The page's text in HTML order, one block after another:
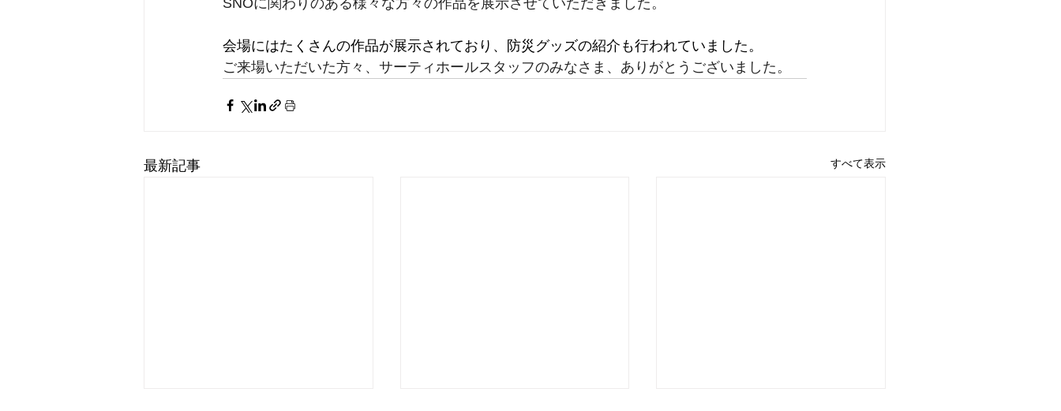
SNOに関わりのある様々な方々の作品を展示させていただきました。
会場にはたくさんの作品が展示されており、防災グッズの紹介も行われていました。
ご来場いただいた方々、サーティホールスタッフのみなさま、ありがとうございました。
最新記事 すべて表示